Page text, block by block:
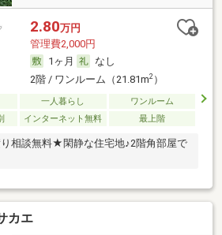
2.80万円
管理費2,000円
1ヶ月
なし
2階 / ワンルーム（21.81m2）
一人暮らし
ワンルーム
インターネット無料 最上階
相談無料★閑静な住宅地♪2階角部屋で
カエ